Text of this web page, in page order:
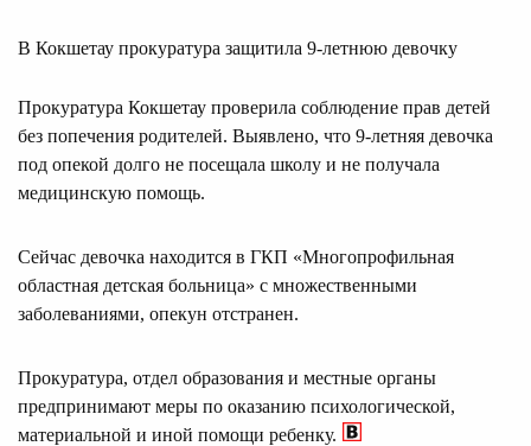
В Кокшетау прокуратура защитила 9-летнюю девочку
Прокуратура Кокшетау проверила соблюдение прав детей
без попечения родителей. Выявлено, что 9-летняя девочка
под опекой долго не посещала школу и не получала
медицинскую помощь.
Сейчас девочка находится в ГКП «Многопрофильная
областная детская больница» с множественными
заболеваниями, опекун отстранен.
Прокуратура, отдел образования и местные органы
предпринимают меры по оказанию психологической,
материальной и иной помощи ребенку.